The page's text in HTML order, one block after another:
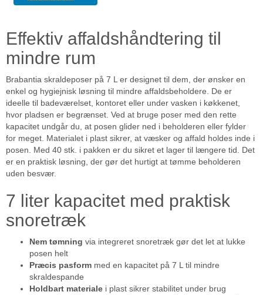
Effektiv affaldshåndtering til
mindre rum
Brabantia skraldeposer på 7 L er designet til dem, der ønsker en
enkel og hygiejnisk løsning til mindre affaldsbeholdere. De er
ideelle til badeværelset, kontoret eller under vasken i køkkenet,
hvor pladsen er begrænset. Ved at bruge poser med den rette
kapacitet undgår du, at posen glider ned i beholderen eller fylder
for meget. Materialet i plast sikrer, at væsker og affald holdes inde i
posen. Med 40 stk. i pakken er du sikret et lager til længere tid. Det
er en praktisk løsning, der gør det hurtigt at tømme beholderen
uden besvær.
7 liter kapacitet med praktisk
snoretræk
Nem tømning via integreret snoretræk gør det let at lukke
posen helt
Præcis pasform med en kapacitet på 7 L til mindre
skraldespande
Holdbart materiale i plast sikrer stabilitet under brug